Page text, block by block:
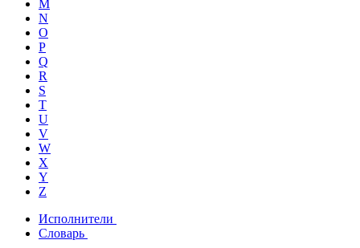
M
N
O
P
Q
R
S
T
U
V
W
X
Y
Z
Исполнители
Словарь